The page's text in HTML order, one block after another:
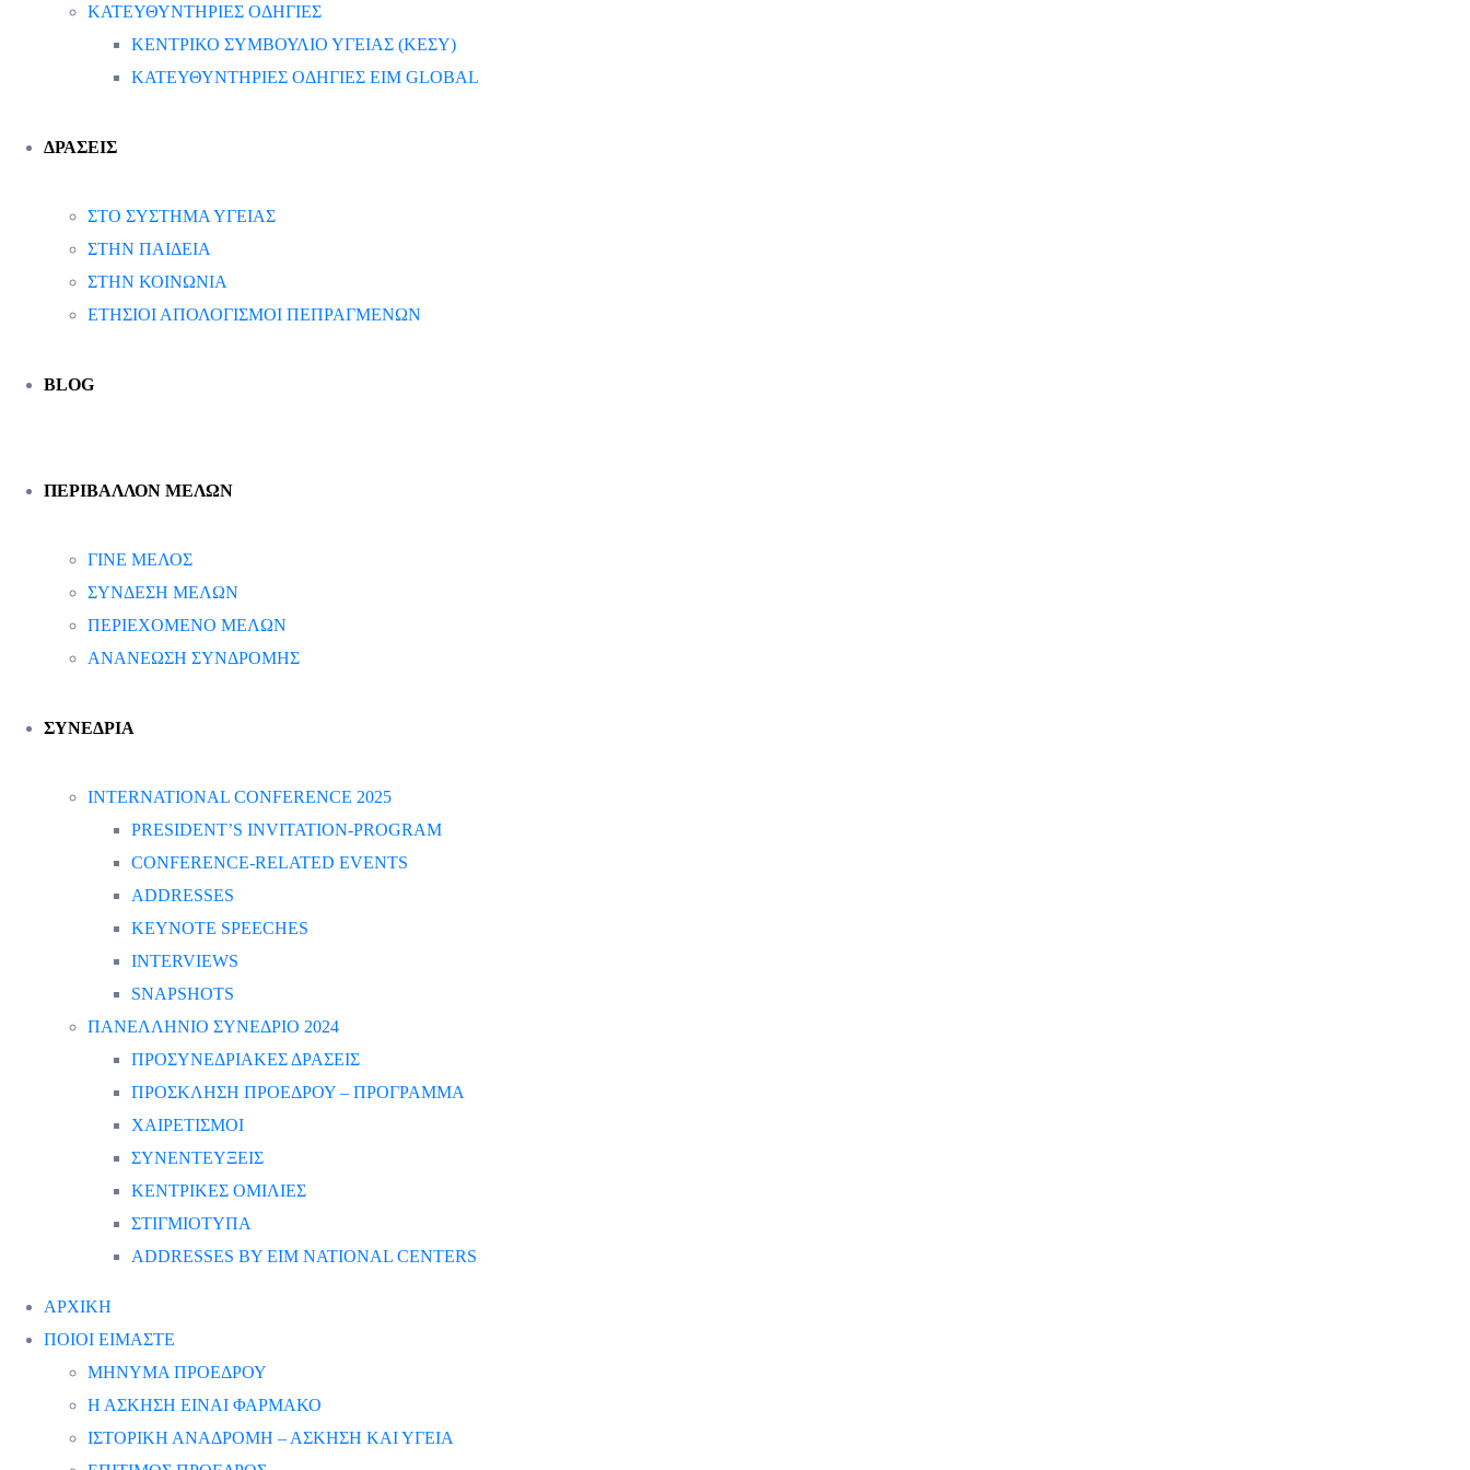
ΚΑΤΕΥΘΥΝΤΗΡΙΕΣ ΟΔΗΓΙΕΣ
ΚΕΝΤΡΙΚΟ ΣΥΜΒΟΥΛΙΟ ΥΓΕΙΑΣ (ΚΕΣΥ)
ΚΑΤΕΥΘΥΝΤΗΡΙΕΣ ΟΔΗΓΙΕΣ EIM GLOBAL
ΔΡΑΣΕΙΣ
ΣΤΟ ΣΥΣΤΗΜΑ ΥΓΕΙΑΣ
ΣΤΗΝ ΠΑΙΔΕΙΑ
ΣΤΗΝ ΚΟΙΝΩΝΙΑ
ΕΤΗΣΙΟΙ ΑΠΟΛΟΓΙΣΜΟΙ ΠΕΠΡΑΓΜΕΝΩΝ
BLOG
ΠΕΡΙΒΑΛΛΟΝ ΜΕΛΩΝ
ΓΙΝΕ ΜΕΛΟΣ
ΣΥΝΔΕΣΗ ΜΕΛΩΝ
ΠΕΡΙΕΧΟΜΕΝΟ ΜΕΛΩΝ
ΑΝΑΝΕΩΣΗ ΣΥΝΔΡΟΜΗΣ
ΣΥΝΕΔΡΙΑ
INTERNATIONAL CONFERENCE 2025
PRESIDENT’S INVITATION-PROGRAM
CONFERENCE-RELATED EVENTS
ADDRESSES
KEYNOTE SPEECHES
INTERVIEWS
SNAPSHOTS
ΠΑΝΕΛΛΗΝΙΟ ΣΥΝΕΔΡΙΟ 2024
ΠΡΟΣΥΝΕΔΡΙΑΚΕΣ ΔΡΑΣΕΙΣ
ΠΡΟΣΚΛΗΣΗ ΠΡΟΕΔΡΟΥ – ΠΡΟΓΡΑΜΜΑ
ΧΑΙΡΕΤΙΣΜΟΙ
ΣΥΝΕΝΤΕΥΞΕΙΣ
ΚΕΝΤΡΙΚΕΣ ΟΜΙΛΙΕΣ
ΣΤΙΓΜΙΟΤΥΠΑ
ADDRESSES BY EIM NATIONAL CENTERS
ΑΡΧΙΚΗ
ΠΟΙΟΙ ΕΙΜΑΣΤΕ
ΜΗΝΥΜΑ ΠΡΟΕΔΡΟΥ
Η ΑΣΚΗΣΗ ΕΙΝΑΙ ΦΑΡΜΑΚΟ
ΙΣΤΟΡΙΚΗ ΑΝΑΔΡΟΜΗ – ΑΣΚΗΣΗ ΚΑΙ ΥΓΕΙΑ